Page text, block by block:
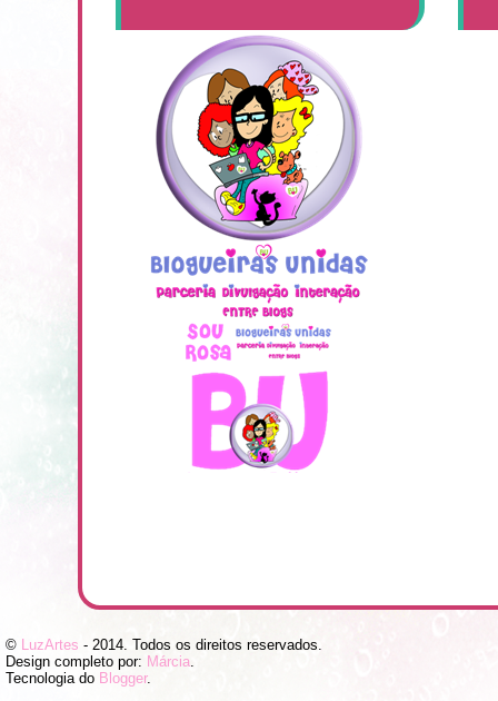
© LuzArtes - 2014. Todos os direitos reservados.
Design completo por: Márcia
Tecnologia do Blogger.